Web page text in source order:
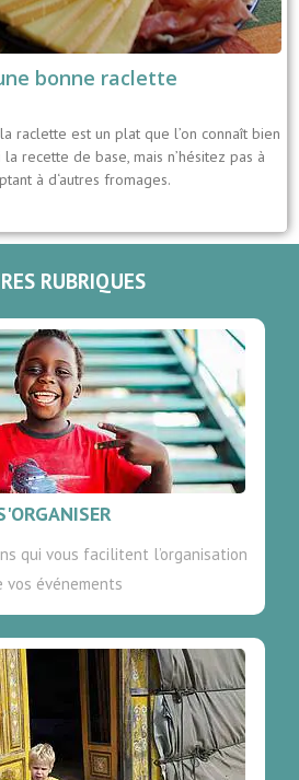
bonne raclette
raclette est un plat que l’on connaît bien
la recette de base, mais n’hésitez pas à
à d‘autres fromages.
RUBRIQUES
qui vous facilitent l’organisation
vos événements